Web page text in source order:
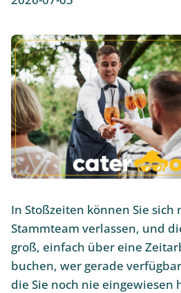
In Stoßzeiten können Sie
Stammteam verlassen, und
groß, einfach über eine
buchen, wer gerade
die Sie noch nie eingewiesen